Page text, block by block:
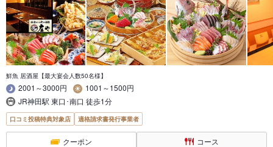
鮮魚 居酒屋【最大宴会人数50名様】
2001～3000円
1001～1500円
JR神田駅 東口･南口 徒歩1分
口コミ投稿特典対象店 適格請求書発行事業者
クーポン コース